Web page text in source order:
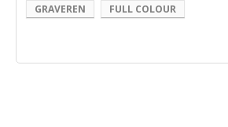
GRAVEREN FULL COLOUR